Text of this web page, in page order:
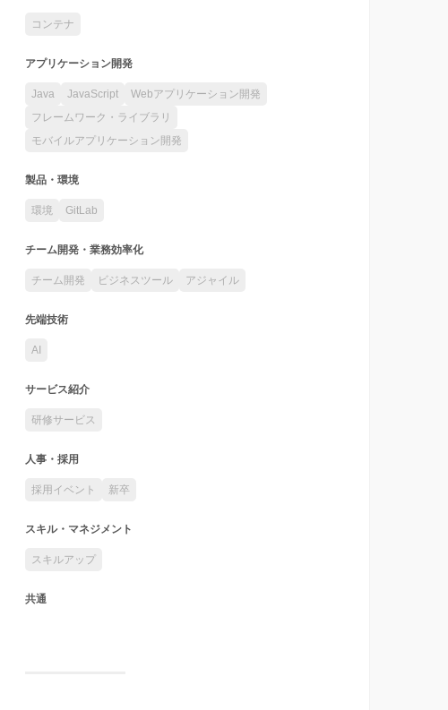
コンテナ
アプリケーション開発
Java JavaScript
Webアプリケーション開発
フレームワーク・ライブラリ
モバイルアプリケーション開発
製品・環境
環境 GitLab
チーム開発・業務効率化
チーム開発 ビジネスツール アジャイル
先端技術
AI
サービス紹介
研修サービス
人事・採用
採用イベント 新卒
スキル・マネジメント
スキルアップ
共通